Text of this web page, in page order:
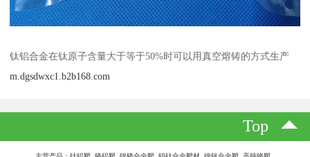
钛铝合金在钛原子含量大于等于50%时可以用真空熔铸的方式生产
m.dgsdwxc1.b2b168.com
Top